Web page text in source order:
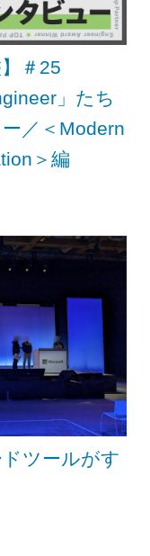
】＃25
」たち
／＜Modern
＞編
ツールがす